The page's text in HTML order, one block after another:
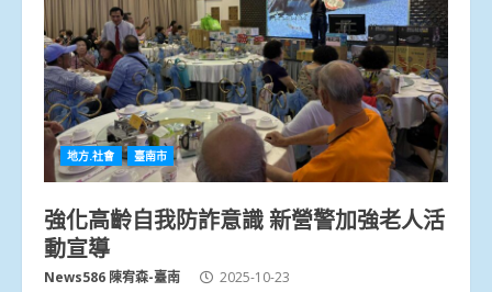
地方.社會 臺南市
強化高齡自我防詐意識 新營警加強老人活
動宣導
News586 陳宥森-臺南 2025-10-23